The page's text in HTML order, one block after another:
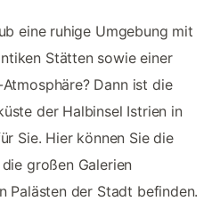
eine ruhige Umgebung mit
Stätten sowie einer
Dann ist die
der Halbinsel Istrien in
Sie. Hier können Sie die
großen Galerien
Palästen der Stadt befinden.